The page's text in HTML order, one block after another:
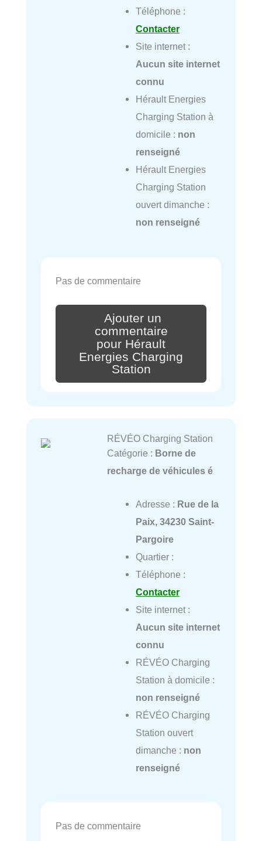
Téléphone :
Contacter
Site internet :
Aucun site internet
connu
Hérault Energies
Charging Station à
domicile : non
renseigné
Hérault Energies
Charging Station
ouvert dimanche :
non renseigné
Pas de commentaire
Ajouter un
commentaire
pour Hérault
Energies Charging
Station
RÉVÉO Charging Station
Catégorie : Borne de
recharge de véhicules é
Adresse : Rue de la
Paix, 34230 Saint-
Pargoire
Quartier :
Téléphone :
Contacter
Site internet :
Aucun site internet
connu
RÉVÉO Charging
Station à domicile :
non renseigné
RÉVÉO Charging
Station ouvert
dimanche : non
renseigné
Pas de commentaire